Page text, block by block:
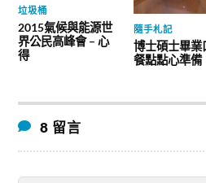
垃圾桶
2015氣候與能源世
界公民高峰會 – 心
得
隨手札記
博士碩士畢業
餐點點心準備
8 留言